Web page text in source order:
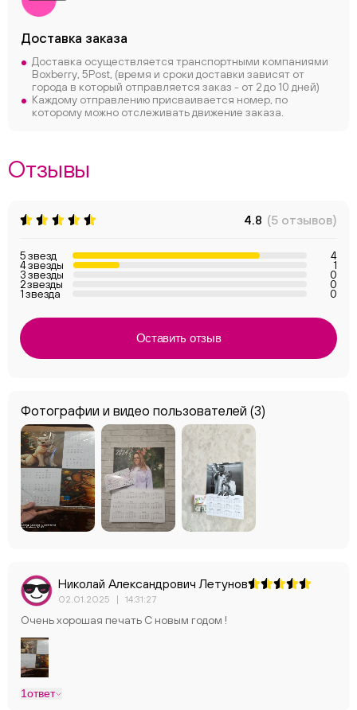
Доставка заказа
Доставка осуществляется транспортными компаниями
Boxberry, 5Post, (время и сроки доставки зависят от
города в который отправляется заказ - от 2 до 10 дней)
Каждому отправлению присваивается номер, по
которому можно отслеживать движение заказа.
Отзывы
Фотографии и видео пользователей (3)
4.8 (5 отзывов)
5 звезд 4
4 звезды 1
3 звезды 0
2 звезды 0
1 звезда 0
Оставить отзыв
Николай Александрович Летунов
02.01.2025 | 14:31:27
Очень хорошая печать С новым годом !
1ответ